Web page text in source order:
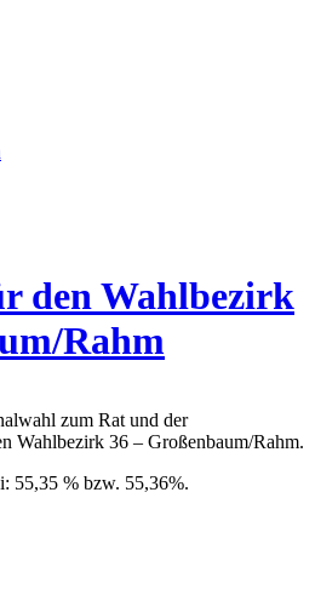
den Wahlbezirk
Rahm
zum Rat und der
Wahlbezirk 36 – Großenbaum/Rahm.
55,35 % bzw. 55,36%.